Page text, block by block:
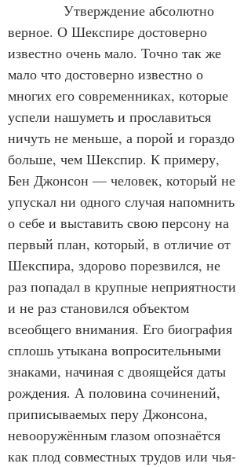
Утверждение абсолютно
верное. О Шекспире достоверно
известно очень мало. Точно так же
мало что достоверно известно о
многих его современниках, которые
успели нашуметь и прославиться
ничуть не меньше, а порой и гораздо
больше, чем Шекспир. К примеру,
Бен Джонсон — человек, который не
упускал ни одного случая напомнить
о себе и выставить свою персону на
первый план, который, в отличие от
Шекспира, здорово порезвился, не
раз попадал в крупные неприятности
и не раз становился объектом
всеобщего внимания. Его биография
сплошь утыкана вопросительными
знаками, начиная с двоящейся даты
рождения. А половина сочинений,
приписываемых перу Джонсона,
невооружённым глазом опознаётся
как плод совместных трудов или чья-